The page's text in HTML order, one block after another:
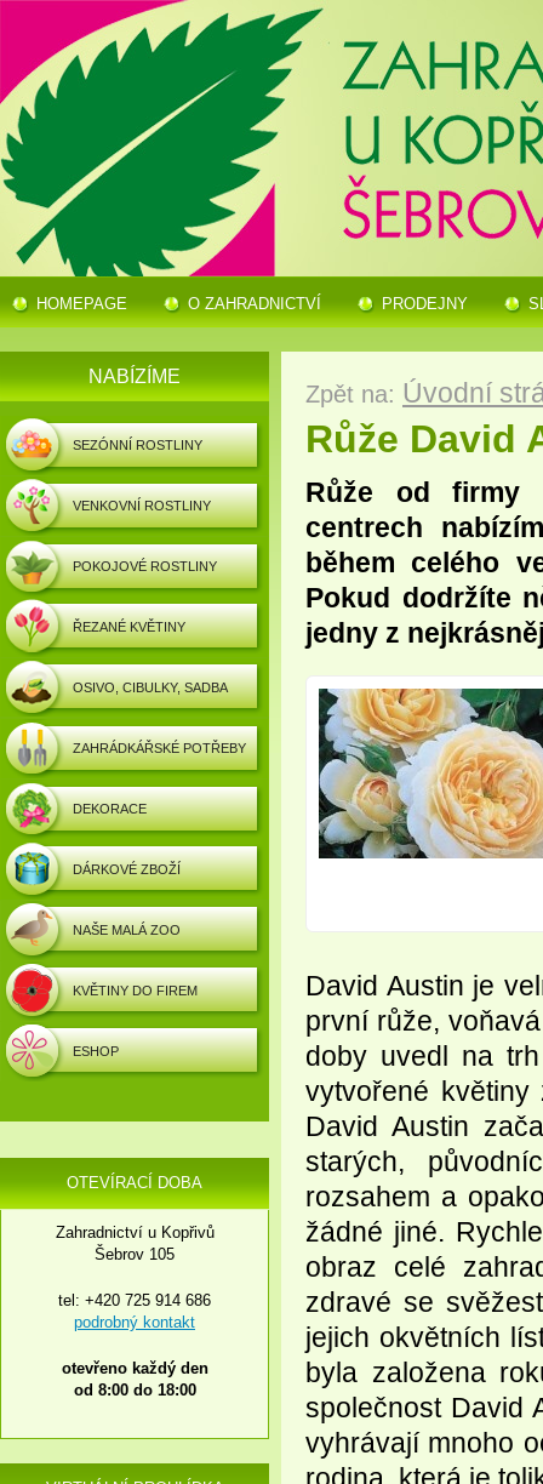
HOMEPAGE O ZAHRADNICTVÍ PRODEJNY
NABÍZÍME
SEZÓNNÍ ROSTLINY
VENKOVNÍ ROSTLINY
POKOJOVÉ ROSTLINY
ŘEZANÉ KVĚTINY
OSIVO, CIBULKY, SADBA
ZAHRÁDKÁŘSKÉ POTŘEBY
DEKORACE
DÁRKOVÉ ZBOŽÍ
NAŠE MALÁ ZOO
KVĚTINY DO FIREM
ESHOP
OTEVÍRACÍ DOBA
Zahradnictví u Kopřivů
Šebrov 105
tel: +420 725 914 686
podrobný kontakt
otevřeno každý den
od 8:00 do 18:00
Zpět na: Úvodní
Růže David
Růže od firmy
centrech
během celého
Pokud dodržíte
jedny z
David Austin je
první růže,
doby uvedl na
vytvořené
David Austin
starých,
rozsahem a
žádné jiné.
obraz celé
zdravé se
jejich okvětních
byla založena
společnost David
vyhrávají mnoho